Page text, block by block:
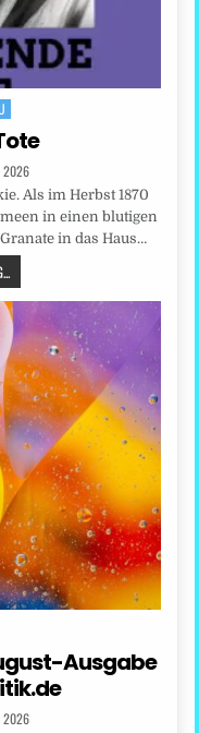
2026
Als im Herbst 1870
in einen blutigen
in das Haus…
Ausgabe
2026